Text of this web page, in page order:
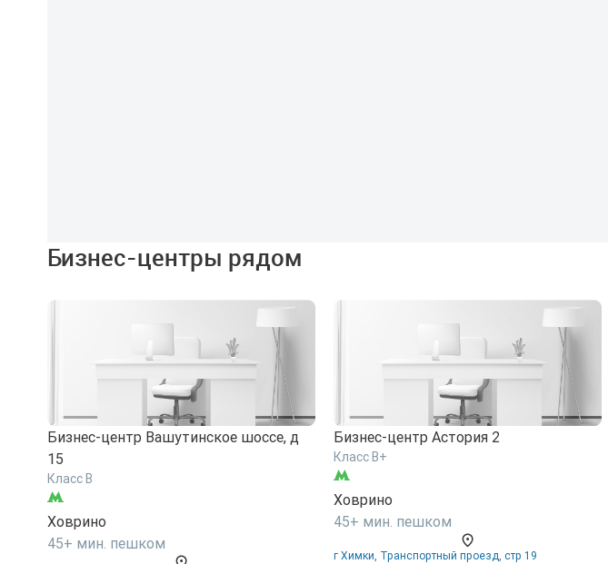
Бизнес-центры рядом
Бизнес-центр Вашутинское шоссе, д
15
Класс B
Ховрино
45+ мин. пешком
Бизнес-центр Астория 2
Класс B+
Ховрино
45+ мин. пешком
г Химки, Транспортный проезд, стр 19